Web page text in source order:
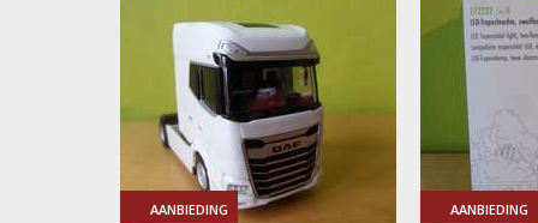
AANBIEDING AANBIEDING